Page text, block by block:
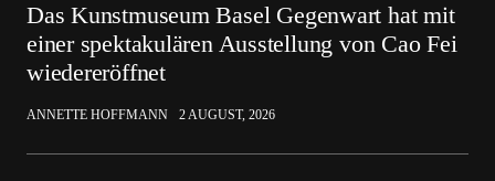
Das Kunstmuseum Basel Gegenwart hat mit
einer spektakulären Ausstellung von Cao Fei
wiedereröffnet
ANNETTE HOFFMANN 2 AUGUST, 2026